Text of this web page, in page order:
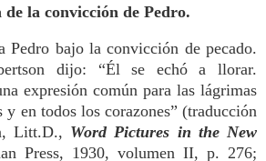
la convicción de Pedro.
Pedro bajo la convicción de pecado.
dijo: “Él se echó a llorar.
expresión común para las lágrimas
y en todos los corazones” (traducción
Litt.D., Word Pictures in the New
Press, 1930, volumen II, p. 276;